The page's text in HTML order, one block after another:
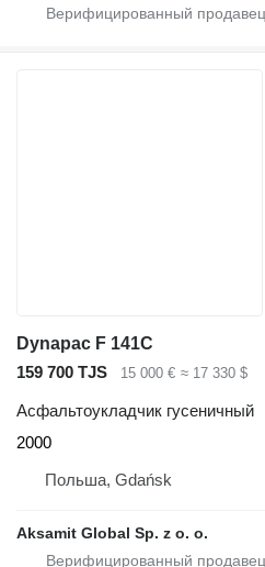
Dynapac F 141C
159 700 TJS
15 000 € ≈ 17 330 $
Асфальтоукладчик гусеничный
2000
Польша, Gdańsk
Aksamit Global Sp. z o. o.